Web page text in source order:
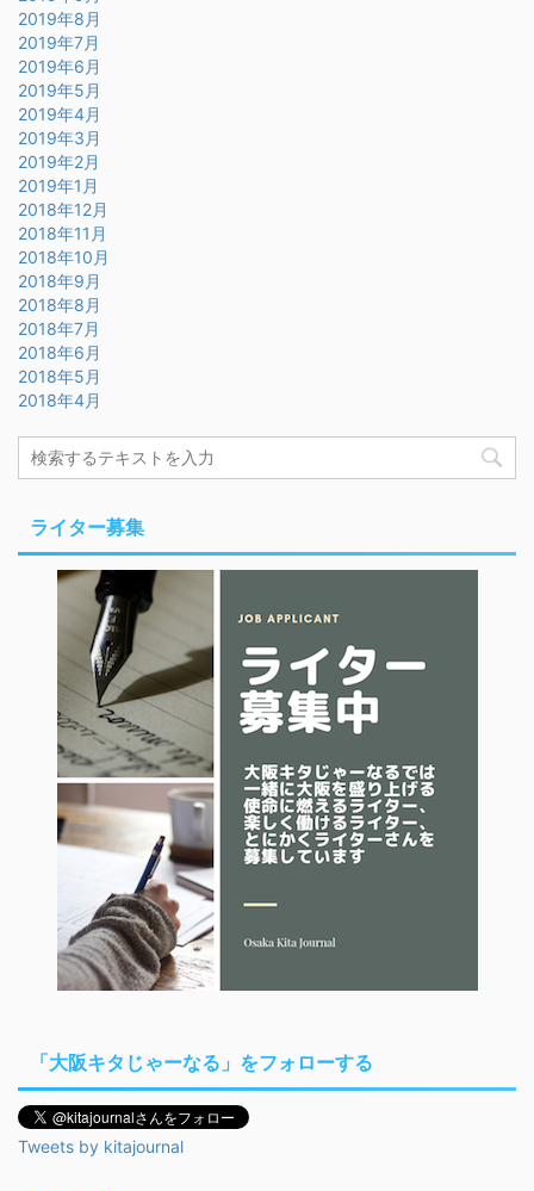
2019年8月
2019年7月
2019年6月
2019年5月
2019年4月
2019年3月
2019年2月
2019年1月
2018年12月
2018年11月
2018年10月
2018年9月
2018年8月
2018年7月
2018年6月
2018年5月
2018年4月
ライター募集
「大阪キタじゃーなる」をフォローする
Tweets by kitajournal